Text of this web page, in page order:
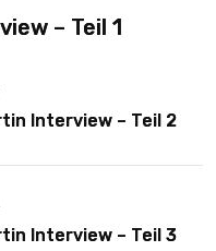
– Teil 1
Interview – Teil 2
Interview – Teil 3